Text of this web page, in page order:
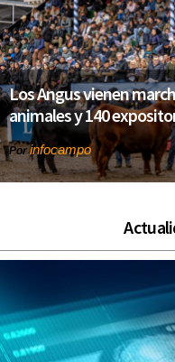
Los Angus vienen
animales y 140
Porinfocampo